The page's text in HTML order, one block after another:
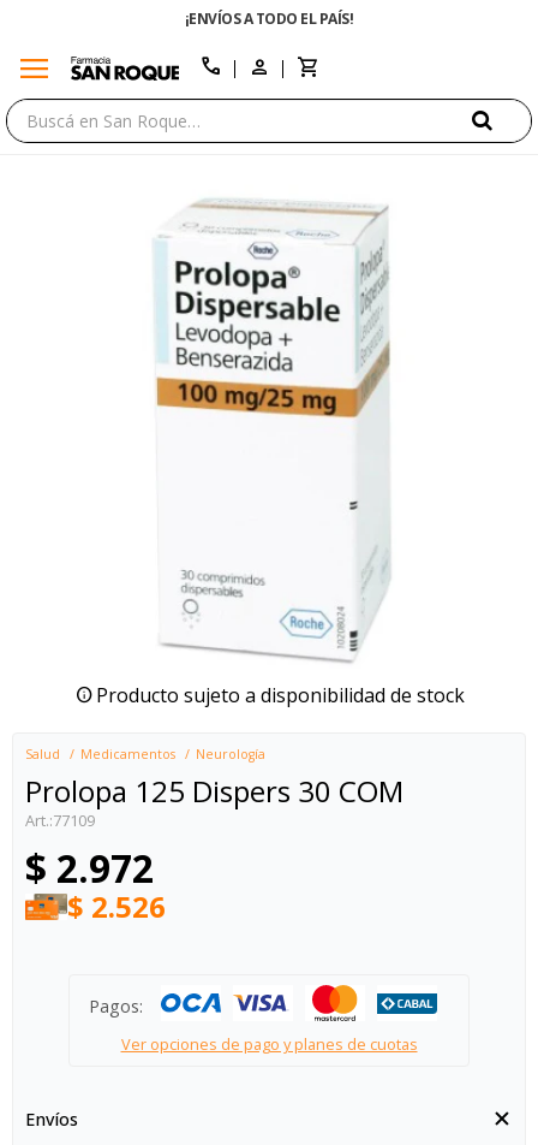
¡ENVÍOS A TODO EL PAÍS!
menu call
Producto sujeto a disponibilidad de stock
Salud Medicamentos Neurología
Prolopa 125 Dispers 30 COM
77109
$ 2.972
$ 2.526
Pagos:
Ver opciones de pago y planes de cuotas
Envíos
close